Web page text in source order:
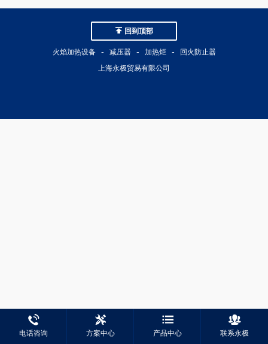
回到顶部
火焰加热设备 - 减压器 - 加热炬 -
回火防止器
上海永极贸易有限公司
电话咨询 方案中心 产品中心 联系永极